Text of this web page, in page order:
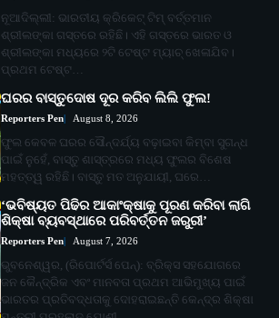
ନୂଆଦିଲ୍ଲୀ: ଭାରତୀୟ କ୍ରିକେଟ୍ ଟିମ୍ ବର୍ତ୍ତମାନ
ଶ୍ରୀଲଙ୍କା ଗସ୍ତରେ ରହିଛି। ଏହି ଗସ୍ତରେ ଭାରତ ଓ
ଶ୍ରୀଲଙ୍କା ମଧ୍ୟରେ ୨ଟି ଟେଷ୍ଟ ମ୍ୟାଚ୍ ଖେଳାଯିବ।
ପ୍ରଥମ ଟେଷ୍ଟ…
ଘରର ବାସ୍ତୁଦୋଷ ଦୂର କରିବ ଲିଲି ଫୁଲ!
Reporters Pen August 8, 2026
ଫୁଲ କେବଳ ଘରର ସୌନ୍ଦର୍ଯ୍ୟ ବଢ଼ାଇବା କିମ୍ବା ସୁଗନ୍ଧ
ପାଇଁ ନୁହେଁ, ବାସ୍ତୁ ଶାସ୍ତ୍ରରେ ମଧ୍ୟ ଫୁଲର ବିଶେଷ
ମହତ୍ତ୍ୱ ରହିଛି। ବାସ୍ତୁ ମତ ଅନୁଯାୟୀ, ଘରେ…
‘ଭବିଷ୍ୟତ ପିଢିର ଆକାଂକ୍ଷାକୁ ପୂରଣ କରିବା ଲାଗି
ଶିକ୍ଷା ବ୍ୟବସ୍ଥାରେ ପରିବର୍ତ୍ତନ ଜରୁରୀ’
Reporters Pen August 7, 2026
ଭୁବନେଶ୍ୱର, (ରିପୋର୍ଟର୍ସ ପେନ୍‌): ବ୍ରିକ୍ସ ସହଯୋଗରେ
ଜନ କୈନ୍ଦ୍ରିକ ଏବଂ ମାନବତା ପ୍ରଥମ ଆଭିମୁଖ୍ୟ ପାଇଁ
ଭାରତର ପ୍ରତିବଦ୍ଧତାକୁ ଦୋହରାଇଛନ୍ତି କେନ୍ଦ୍ର ଶିକ୍ଷା